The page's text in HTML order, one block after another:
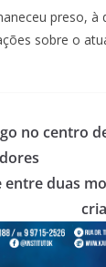
preso, à
sobre o
no centro
entre duas